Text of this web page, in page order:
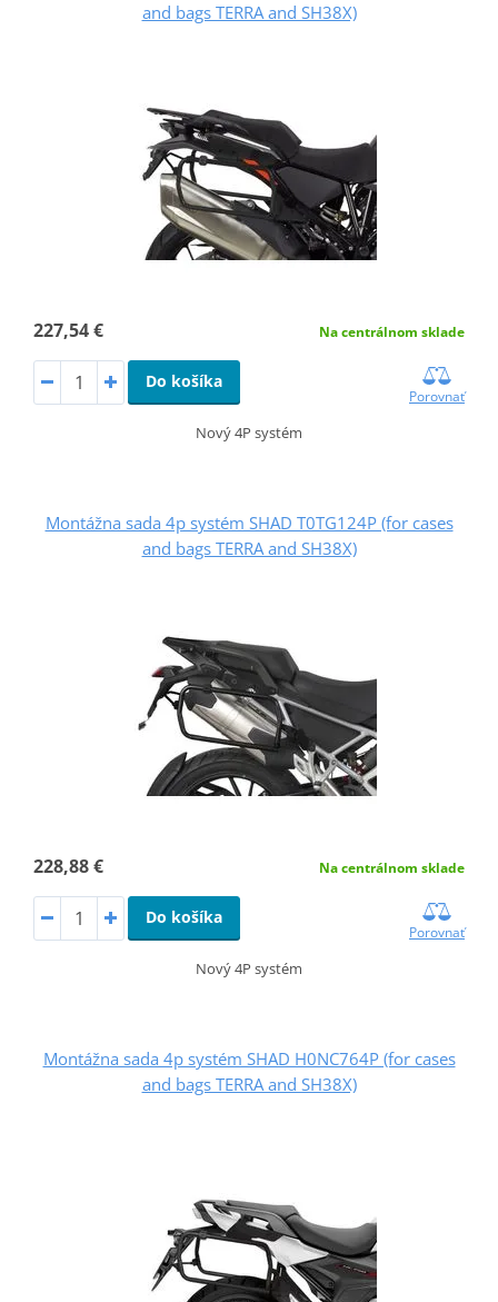
and bags TERRA and SH38X)
227,54 € Na centrálnom sklade
Do košíka
Porovnať
Nový 4P systém
Montážna sada 4p systém SHAD T0TG124P (for cases
and bags TERRA and SH38X)
228,88 € Na centrálnom sklade
Do košíka
Porovnať
Nový 4P systém
Montážna sada 4p systém SHAD H0NC764P (for cases
and bags TERRA and SH38X)